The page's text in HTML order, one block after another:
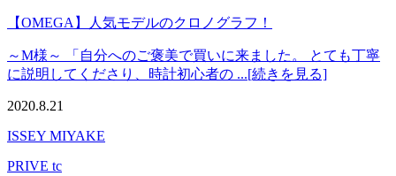
【OMEGA】人気モデルのクロノグラフ！
～M様～ 「自分へのご褒美で買いに来ました。 とても丁寧
に説明してくださり、時計初心者の ...[続きを見る]
2020.8.21
ISSEY MIYAKE
PRIVE tc